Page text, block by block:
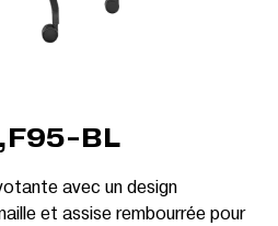
BL
avec un design
et assise rembourrée pour